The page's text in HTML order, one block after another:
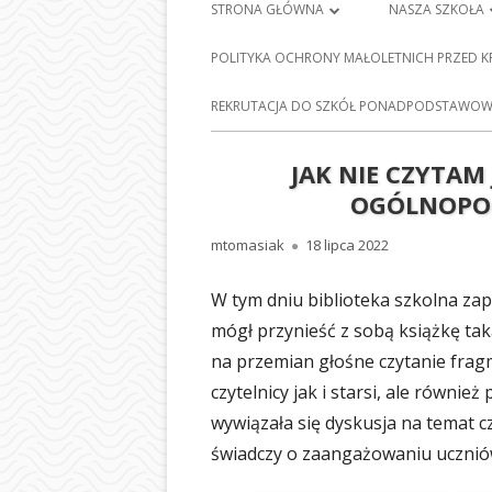
Menu
główne
STRONA GŁÓWNA
PLAN LEKCJI
DZIENNIK ELEKTRONICZNY E-
MAPA STRONY
POLITYKA PRYWATNOŚCI
NASZA SZKOŁA
HISTORIA
BARCICACH
BAZA
ODDZIAŁY
SEKRETARIAT
PEDAGOG
POLITYKA OCHRONY MAŁOLETNICH PRZED
REKRUTACJA DO SZKÓŁ
JAK NIE
Autor
mtomasiak Opublikowano
18 lipca 2022
W tym dniu biblioteka szkolna
mógł przynieść z sobą książkę
na przemian głośne czytanie
czytelnicy jak i starsi, ale również
wywiązała się dyskusja na temat
świadczy o zaangażowaniu